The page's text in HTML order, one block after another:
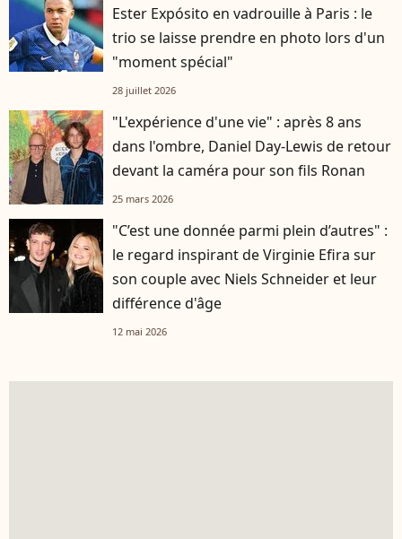
Ester Expósito en vadrouille à Paris : le
trio se laisse prendre en photo lors d'un
"moment spécial"
28 juillet 2026
"L'expérience d'une vie" : après 8 ans
dans l'ombre, Daniel Day-Lewis de retour
devant la caméra pour son fils Ronan
25 mars 2026
"C’est une donnée parmi plein d’autres" :
le regard inspirant de Virginie Efira sur
son couple avec Niels Schneider et leur
différence d'âge
12 mai 2026